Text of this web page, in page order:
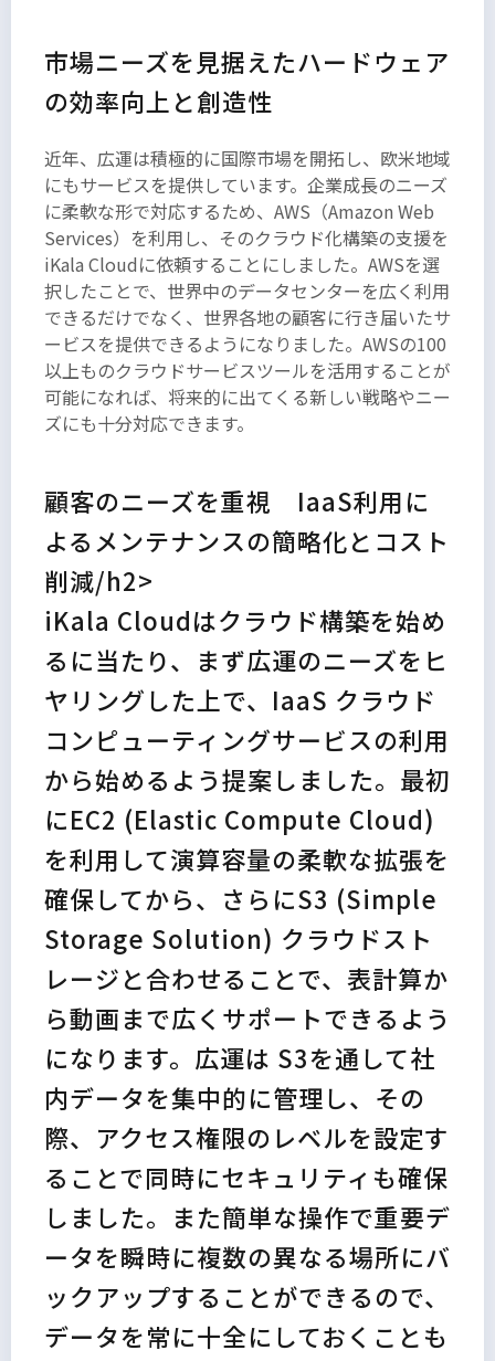
市場ニーズを見据えたハードウェア
の効率向上と創造性
近年、広運は積極的に国際市場を開拓し、欧米地域
にもサービスを提供しています。企業成長のニーズ
に柔軟な形で対応するため、AWS（Amazon Web
Services）を利用し、そのクラウド化構築の支援を
iKala Cloudに依頼することにしました。AWSを選
択したことで、世界中のデータセンターを広く利用
できるだけでなく、世界各地の顧客に行き届いたサ
ービスを提供できるようになりました。AWSの100
以上ものクラウドサービスツールを活用することが
可能になれば、将来的に出てくる新しい戦略やニー
ズにも十分対応できます。
顧客のニーズを重視 IaaS利用に
よるメンテナンスの簡略化とコスト
削減/h2>
iKala Cloudはクラウド構築を始め
るに当たり、まず広運のニーズをヒ
ヤリングした上で、IaaS クラウド
コンピューティングサービスの利用
から始めるよう提案しました。最初
にEC2 (Elastic Compute Cloud)
を利用して演算容量の柔軟な拡張を
確保してから、さらにS3 (Simple
Storage Solution) クラウドスト
レージと合わせることで、表計算か
ら動画まで広くサポートできるよう
になります。広運は S3を通して社
内データを集中的に管理し、その
際、アクセス権限のレベルを設定す
ることで同時にセキュリティも確保
しました。また簡単な操作で重要デ
ータを瞬時に複数の異なる場所にバ
ックアップすることができるので、
データを常に十全にしておくことも
何でも薄
暗いじめ
じめした
ーニャー
泣いてい
た事だけ
は記憶し
ている。